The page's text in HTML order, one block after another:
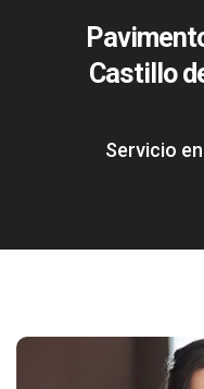
Castillo
Servicio